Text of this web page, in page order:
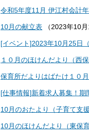
令和5年度11月 伊江村会計
10月の献立表 （ 2023年10月
[イベント]2023年10月25日
１０月のほけんだより（西保
保育所だよりはばたけ１０月
[仕事情報]新着求人募集！
10月のおたより（子育て支
10月のほけんだより（東保育